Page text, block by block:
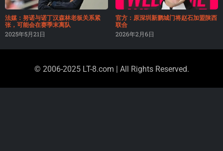
法媒：努诺与诺丁汉森林老板关系紧
张，可能会在赛季末离队
2025年5月21日
官方：原深圳新鹏城门将赵石加盟陕西
联合
2026年2月6日
© 2006-2025 LT-8.com | All Rights Reserved.